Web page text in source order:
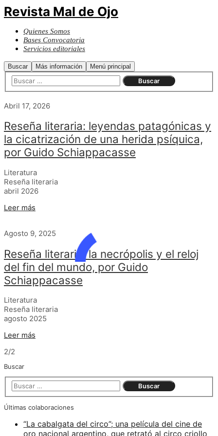
Revista Mal de Ojo
Quienes Somos
Bases Convocatoria
Servicios editoriales
Buscar Más información Menú principal
Abril 17, 2026
Reseña literaria: leyendas patagónicas y
la cicatrización de una herida psíquica,
por Guido Schiappacasse
Literatura
Reseña literaria
abril 2026
Leer más
Agosto 9, 2025
Reseña literaria: la necrópolis y el reloj
del fin del mundo, por Guido
Schiappacasse
Literatura
Reseña literaria
agosto 2025
Leer más
2/2
Buscar
Últimas colaboraciones
“La cabalgata del circo”; una película del cine de
oro nacional argentino, que retrató al circo criollo